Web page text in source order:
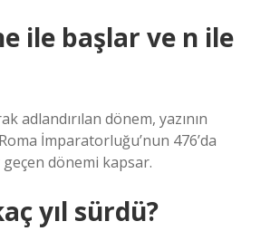
ile başlar ve n ile
adlandırılan dönem, yazının
İmparatorluğu’nun 476’da
geçen dönemi kapsar.
yıl sürdü?